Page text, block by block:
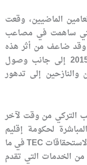
الماضيين، وقعت
التي ساهمت في مصاعب
وقد ضاعف من أثر هذه
المشاكل انهيار أسعار النفط في عام 2015 إلى جانب وصول
إلى تدهور
التركي من وقت لآخر
لحكومة إقليم
كردستان التي وافقت أيضا على تأجيل الاستحقاقات TEC في ما
الخدمات التي تقدم